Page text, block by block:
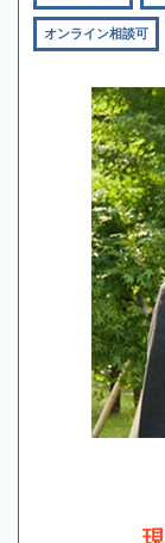
オンライン相談可